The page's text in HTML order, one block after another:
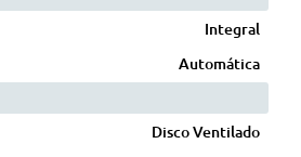
Integral
Automática
Disco Ventilado